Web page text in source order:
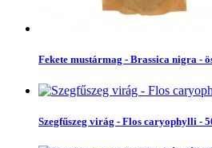
Fekete mustármag - Brassica nigra -
Szegfűszeg virág - Flos caryophylli -